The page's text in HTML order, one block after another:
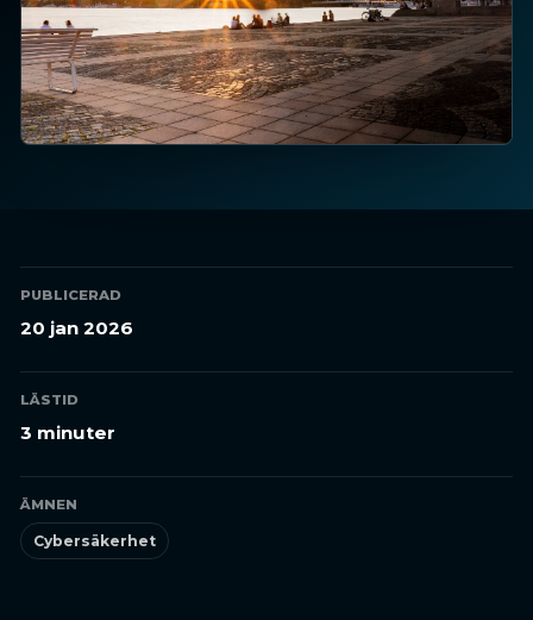
PUBLICERAD
20 jan 2026
LÄSTID
3 minuter
ÄMNEN
Cybersäkerhet